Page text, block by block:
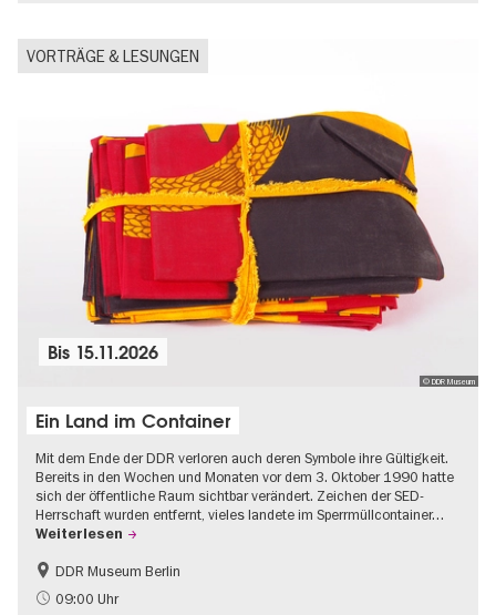
VORTRÄGE & LESUNGEN
© DDR Museum
Bis 15.11.2026
Ein Land im Container
Mit dem Ende der DDR verloren auch deren Symbole ihre Gültigkeit.
Bereits in den Wochen und Monaten vor dem 3. Oktober 1990 hatte
sich der öffentliche Raum sichtbar verändert. Zeichen der SED-
Herrschaft wurden entfernt, vieles landete im Sperrmüllcontainer…
Weiterlesen
DDR-Geschichte
Politik & Gesellschaft
DDR Museum Berlin
09:00 Uhr